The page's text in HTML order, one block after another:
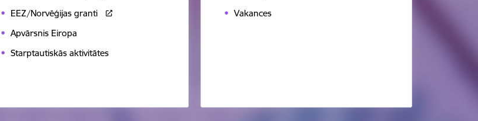
EEZ/Norvēģijas granti
Apvārsnis Eiropa
Starptautiskās aktivitātes
Vakances